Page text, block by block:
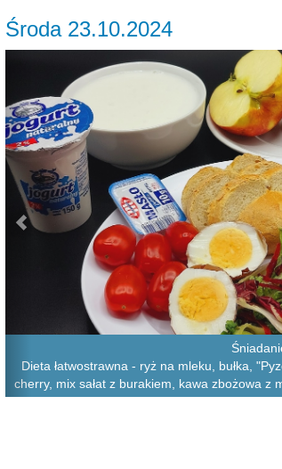
Środa 23.10.2024
Dieta łatwostrawna - ryż na mleku, bułka,
cherry, mix sałat z burakiem, kawa zbożowa z